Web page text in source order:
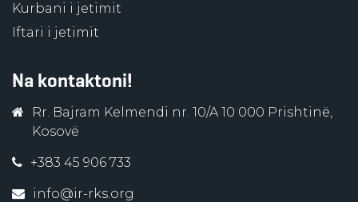
Kurbani i jetimit
Iftari i jetimit
Na kontaktoni!
Rr. Bajram Kelmendi nr. 10/A 10 000 Prishtinë,
Kosovë
+383 45 906 733
info@ir-rks.org